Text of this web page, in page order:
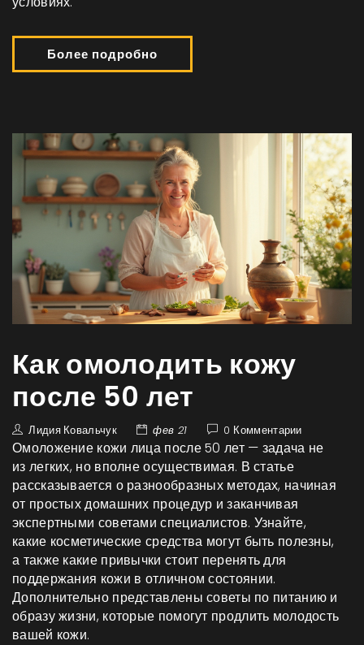
Более подробно
Как омолодить кожу
после 50 лет
Лидия Ковальчук фев 21 0 Комментарии
Омоложение кожи лица после 50 лет — задача не
из легких, но вполне осуществимая. В статье
рассказывается о разнообразных методах, начиная
от простых домашних процедур и заканчивая
экспертными советами специалистов. Узнайте,
какие косметические средства могут быть полезны,
а также какие привычки стоит перенять для
поддержания кожи в отличном состоянии.
Дополнительно представлены советы по питанию и
образу жизни, которые помогут продлить молодость
вашей кожи.